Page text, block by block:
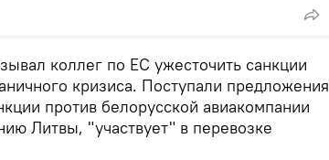
коллег по ЕС ужесточить санкции
кризиса. Поступали предложения
против белорусской авиакомпании
Литвы, "участвует" в перевозке